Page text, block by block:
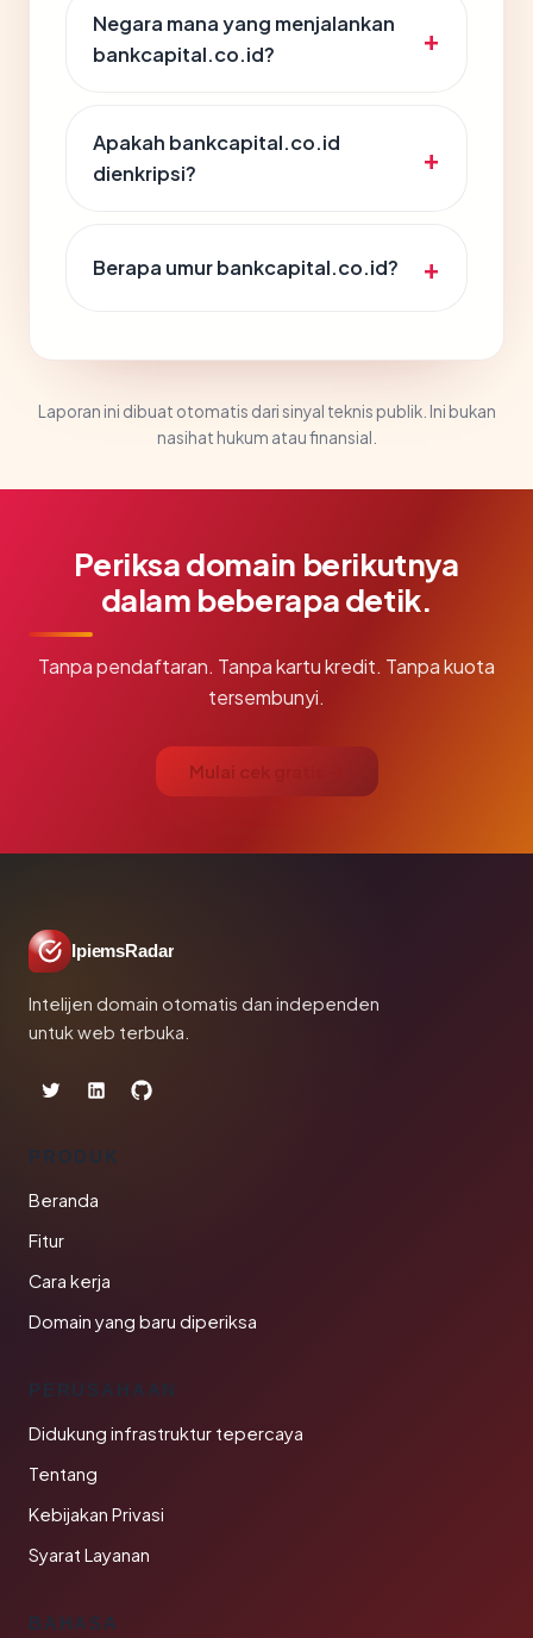
Negara mana yang menjalankan
bankcapital.co.id?
Apakah bankcapital.co.id
dienkripsi?
Berapa umur bankcapital.co.id?
Laporan ini dibuat otomatis dari sinyal teknis publik. Ini bukan
nasihat hukum atau finansial.
Periksa domain berikutnya
dalam beberapa detik.
Tanpa pendaftaran. Tanpa kartu kredit. Tanpa kuota
tersembunyi.
Mulai cek gratis →
IpiemsRadar
Intelijen domain otomatis dan independen
untuk web terbuka.
PRODUK
Beranda
Fitur
Cara kerja
Domain yang baru diperiksa
PERUSAHAAN
Didukung infrastruktur tepercaya
Tentang
Kebijakan Privasi
Syarat Layanan
BAHASA